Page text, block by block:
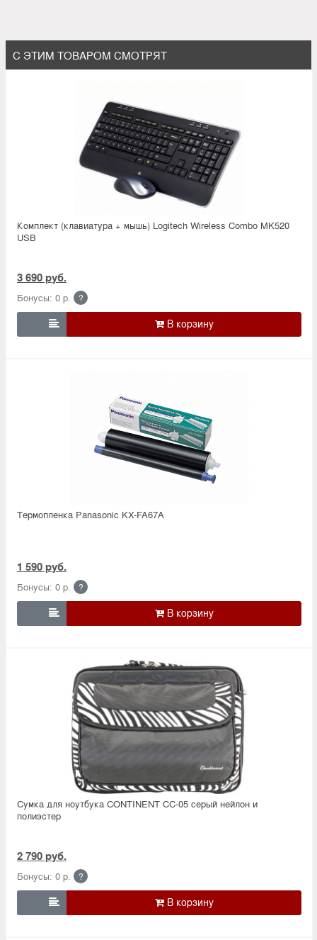
С ЭТИМ ТОВАРОМ СМОТРЯТ
Комплект (клавиатура + мышь) Logitech Wireless Combo MK520
USB
3 690 руб.
Бонусы: 0 р. ?

Термопленка Panasonic KX-FA67A
1 590 руб.
Бонусы: 0 р. ?

Сумка для ноутбука CONTINENT CC-05 серый нейлон и
полиэстер
2 790 руб.
Бонусы: 0 р. ?
